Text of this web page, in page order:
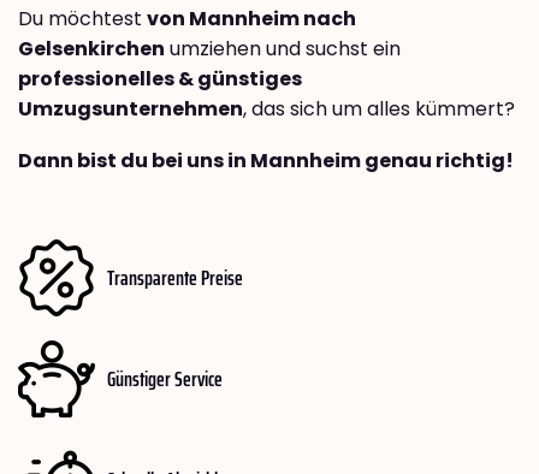
Du möchtest von Mannheim nach
Gelsenkirchen umziehen und suchst ein
professionelles & günstiges
Umzugsunternehmen, das sich um alles kümmert?
Dann bist du bei uns in Mannheim genau richtig!
Transparente Preise
Günstiger Service